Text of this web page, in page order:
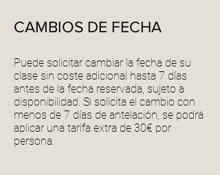
CAMBIOS DE FECHA
Puede solicitar cambiar la fecha de su
clase sin coste adicional hasta 7 días
antes de la fecha reservada, sujeto a
disponibilidad. Si solicita el cambio con
menos de 7 días de antelación, se podrá
aplicar una tarifa extra de 30€ por
persona.